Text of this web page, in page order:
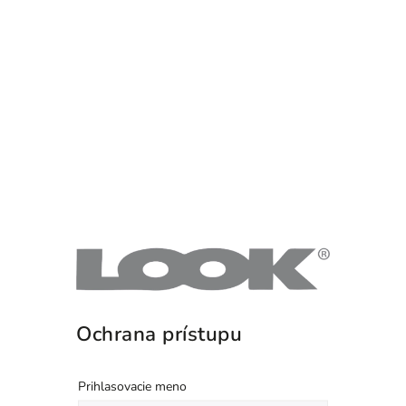
Ochrana prístupu
Prihlasovacie meno